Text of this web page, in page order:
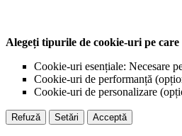
Alegeți tipurile de cookie-uri pe
Cookie-uri esențiale: Necesare
Cookie-uri de performanță
Cookie-uri de personalizare
Refuză Setări Acceptă